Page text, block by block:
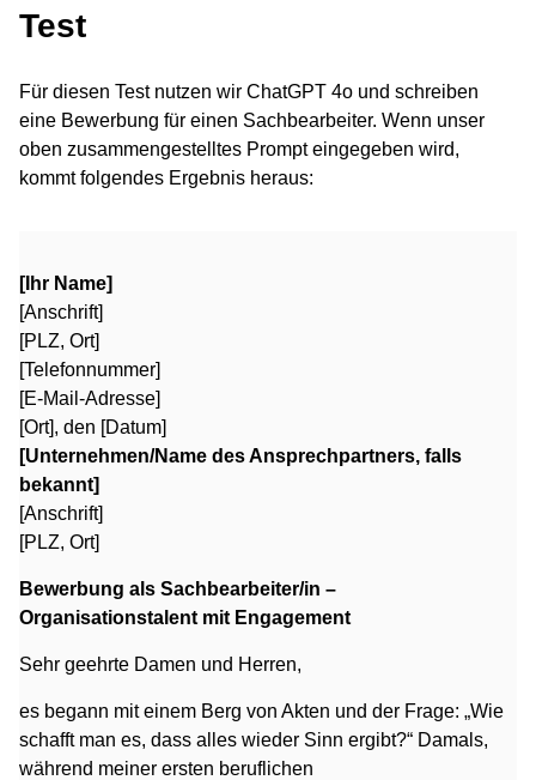
Test
Für diesen Test nutzen wir ChatGPT 4o und schreiben
eine Bewerbung für einen Sachbearbeiter. Wenn unser
oben zusammengestelltes Prompt eingegeben wird,
kommt folgendes Ergebnis heraus:
[Ihr Name]
[Anschrift]
[PLZ, Ort]
[Telefonnummer]
[E-Mail-Adresse]
[Ort], den [Datum]
[Unternehmen/Name des Ansprechpartners, falls
bekannt]
[Anschrift]
[PLZ, Ort]
Bewerbung als Sachbearbeiter/in –
Organisationstalent mit Engagement
Sehr geehrte Damen und Herren,
es begann mit einem Berg von Akten und der Frage: „Wie
schafft man es, dass alles wieder Sinn ergibt?“ Damals,
während meiner ersten beruflichen